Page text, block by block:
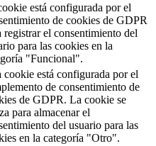
está configurada por el
de cookies de GDPR
registrar el consentimiento del
para las cookies en la
"Funcional".
cookie está configurada por el
de consentimiento de
de GDPR. La cookie se
para almacenar el
del usuario para las
en la categoría "Otro".